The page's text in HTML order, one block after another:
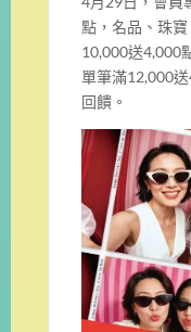
點，名品、珠
10,000送4,000
單筆滿12,000
回饋。